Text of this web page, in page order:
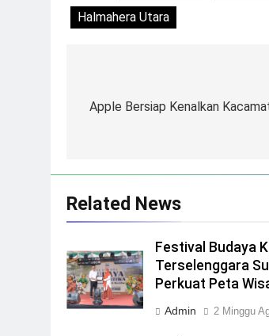
Halmahera Utara
pos
Apple Bersiap Kenalkan
Related News
Festival Budaya
Terselenggara
Perkuat Peta
Admin 2 Minggu